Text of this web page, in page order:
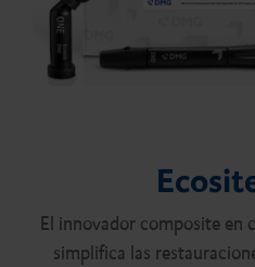
El innovador composite en
simplifica las